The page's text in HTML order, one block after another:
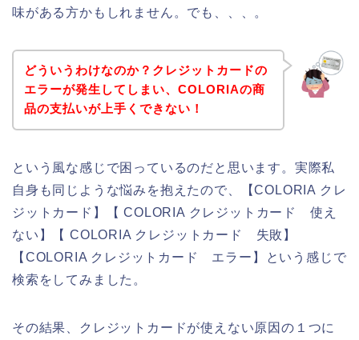
味がある方かもしれません。でも、、、。
どういうわけなのか？クレジットカードの
エラーが発生してしまい、COLORIAの商
品の支払いが上手くできない！
という風な感じで困っているのだと思います。実際私
自身も同じような悩みを抱えたので、【COLORIA クレ
ジットカード】【 COLORIA クレジットカード 使え
ない】【 COLORIA クレジットカード 失敗】
【COLORIA クレジットカード エラー】という感じで
検索をしてみました。
その結果、クレジットカードが使えない原因の１つに